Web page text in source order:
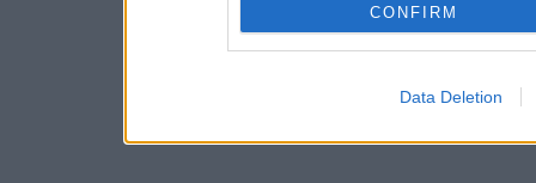
CONFIRM
Data Deletion